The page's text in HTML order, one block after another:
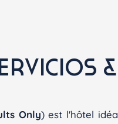
une chambre
Only) est l'hôtel